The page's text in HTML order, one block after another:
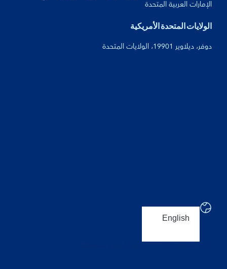
الإمارات العربية المتحدة
الولايات المتحدة الأمريكية
دوفر، ديلاوير 19901، الولايات المتحدة
©أيم تكنولوجيز ٢٠٢٥. جميع الحقوق محفوظة
English